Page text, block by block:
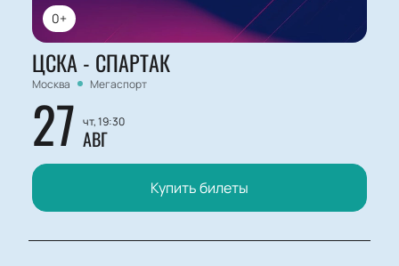
0+
ЦСКА - СПАРТАК
Москва Мегаспорт
27 чт, 19:30
АВГ
Купить билеты